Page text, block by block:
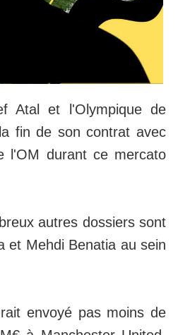
Atal et l'Olympique de
fin de son contrat avec
l'OM durant ce mercato
autres dossiers sont
et Mehdi Benatia au sein
envoyé pas moins de